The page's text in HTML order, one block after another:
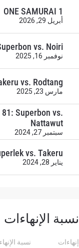
ONE SAMURAI 1
أبريل 29, 2026
vs. Noiri
نوفمبر 16, 2025
vs. Rodtang
مارس 23, 2025
81: Superbon vs.
Nattawut
سبتمبر 27, 2024
vs. Takeru
يناير 28, 2024
نسبة الإنهاءات
إنهاءات نسبة